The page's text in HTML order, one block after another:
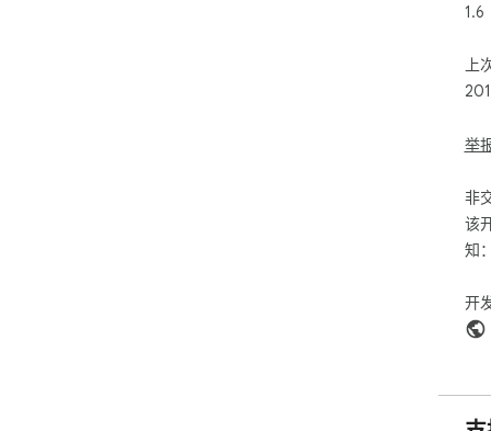
1.6
上
举
开
非
该
知